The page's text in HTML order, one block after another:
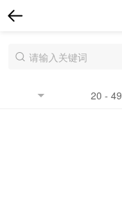
20 -